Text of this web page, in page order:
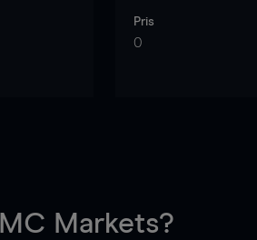
Pris
0
Markets?